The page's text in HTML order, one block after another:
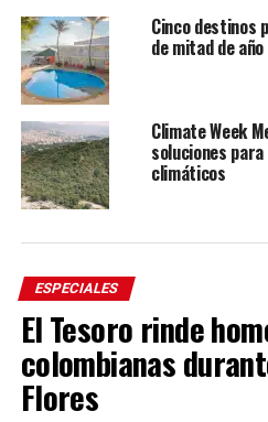
Cinco destinos
de mitad de año
Climate Week
soluciones
climáticos
ESPECIALES
El Tesoro rinde
colombianas
Flores